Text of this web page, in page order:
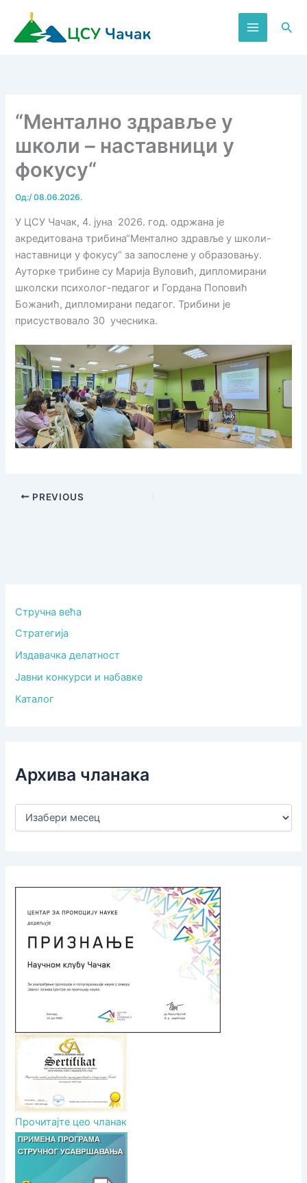
садржај
“Ментално здравље у
школи – наставници у
фокусу“
Од:/08.06.2026.
У ЦСУ Чачак, 4. јуна 2026. год. одржана је
акредитована трибина“Ментално здравље у школи-
наставници у фокусу“ за запослене у образовању.
Ауторке трибине су Марија Вуловић, дипломирани
школски психолог-педагог и Гордана Поповић
Божанић, дипломирани педагог. Трибини је
присуствовало 30 учесника.
PREVIOUS
Стручна већа
Стратегија
Издавачка делатност
Јавни конкурси и набавке
Каталог
Архива чланака
А
ч
Прочитајте цео чланак